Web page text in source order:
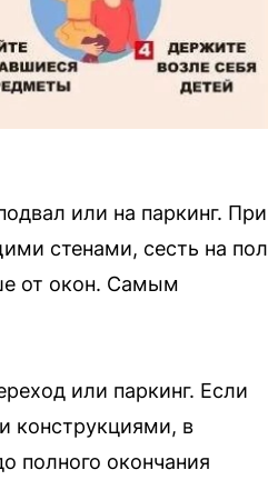
или на паркинг. При
стенами, сесть на пол
от окон. Самым
или паркинг. Если
конструкциями, в
полного окончания